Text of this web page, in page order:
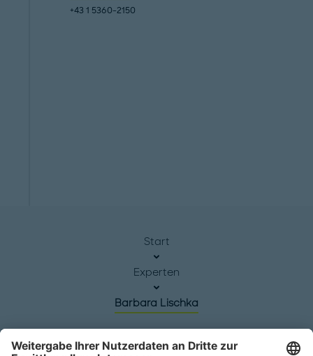
+43 1 5360-2150
Start
Experten
Barbara Lischka